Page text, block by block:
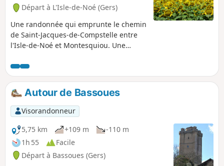
Départ à L'Isle-de-Noé (Gers)
Une randonnée qui emprunte le chemin
de Saint-Jacques-de-Compstelle entre
l'Isle-de-Noé et Montesquiou. Une
avec une boucle par le Lac du Lizet,
alternant ombre et lumière, très
appréciée par temps chaud.
Autour de Bassoues
Visorandonneur
5,75 km
+109 m
-110 m
1h 55
Facile
Départ à Bassoues (Gers)